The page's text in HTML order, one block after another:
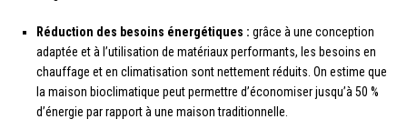
Réduction des besoins énergétiques : grâce à une conception
adaptée et à l’utilisation de matériaux performants, les besoins en
chauffage et en climatisation sont nettement réduits. On estime que
la maison bioclimatique peut permettre d’économiser jusqu’à 50 %
d’énergie par rapport à une maison traditionnelle.